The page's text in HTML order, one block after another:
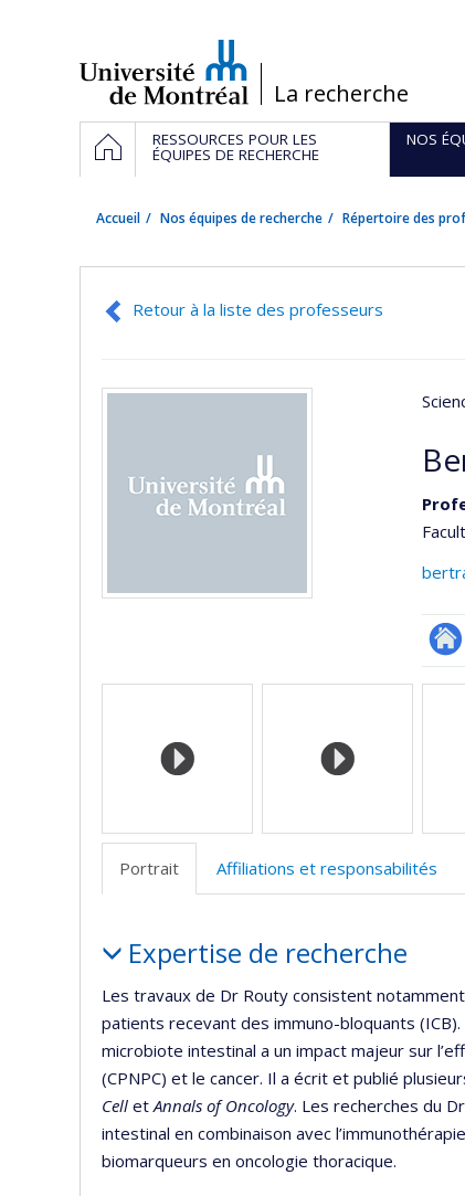
/La recherche
Navigation
principale
ACCUEILRESSOURCES POUR LES
ÉQUIPES DE RECHERCHE
NOS
Accueil Nos équipes de recherche Répertoire des
Retour à la liste des professeurs
Site
Médias
Portrait Affiliations et responsabilités
Expertise de recherche
Les travaux de Dr Routy consistent
patients recevant des immuno-bloquants
microbiote intestinal a un impact majeur sur
(CPNPC) et le cancer. Il a écrit et publié
Cell et Annals of Oncology. Les recherches du
intestinal en combinaison avec
biomarqueurs en oncologie thoracique.